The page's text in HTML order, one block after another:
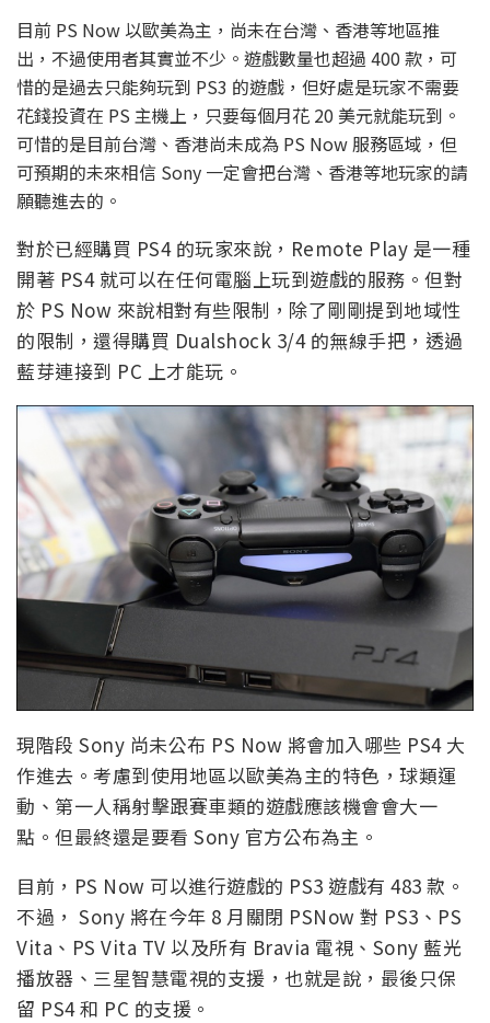
目前 PS Now 以歐美為主，尚未在台灣、香港等地區推
出，不過使用者其實並不少。遊戲數量也超過 400 款，可
惜的是過去只能夠玩到 PS3 的遊戲，但好處是玩家不需要
花錢投資在 PS 主機上，只要每個月花 20 美元就能玩到。
可惜的是目前台灣、香港尚未成為 PS Now 服務區域，但
可預期的未來相信 Sony 一定會把台灣、香港等地玩家的請
願聽進去的。
對於已經購買 PS4 的玩家來說，Remote Play 是一種
開著 PS4 就可以在任何電腦上玩到遊戲的服務。但對
於 PS Now 來說相對有些限制，除了剛剛提到地域性
的限制，還得購買 Dualshock 3/4 的無線手把，透過
藍芽連接到 PC 上才能玩。
現階段 Sony 尚未公布 PS Now 將會加入哪些 PS4 大
作進去。考慮到使用地區以歐美為主的特色，球類運
動、第一人稱射擊跟賽車類的遊戲應該機會會大一
點。但最終還是要看 Sony 官方公布為主。
目前，PS Now 可以進行遊戲的 PS3 遊戲有 483 款。
不過， Sony 將在今年 8 月關閉 PSNow 對 PS3、PS
Vita、PS Vita TV 以及所有 Bravia 電視、Sony 藍光
播放器、三星智慧電視的支援，也就是說，最後只保
留 PS4 和 PC 的支援。